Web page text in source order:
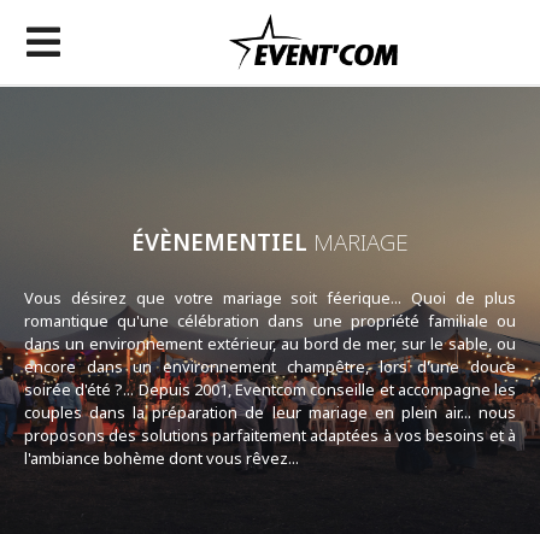
ÉVÈNEMENTIEL MARIAGE
Vous désirez que votre mariage soit féerique... Quoi de plus
romantique qu'une célébration dans une propriété familiale ou
dans un environnement extérieur, au bord de mer, sur le sable, ou
encore dans un environnement champêtre, lors d'une douce
soirée d'été ?... Depuis 2001, Eventcom conseille et accompagne les
couples dans la préparation de leur mariage en plein air... nous
proposons des solutions parfaitement adaptées à vos besoins et à
l'ambiance bohème dont vous rêvez...